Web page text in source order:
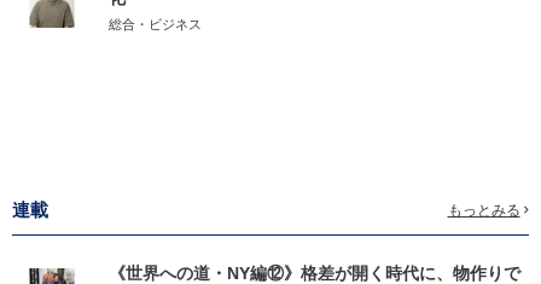
総合・ビジネス
連載 もっとみる
《世界への道・NY編⑫》格差が開く時代に、物作りで